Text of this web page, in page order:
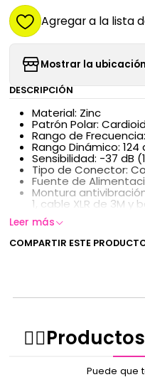
Agregar a la lista
Mostrar la
DESCRIPCIÓN
Material: Zinc
Patrón Polar:
Rango de
Rango Dinámico: 124
Sensibilidad: -37 dB
Tipo de Conector:
Fuente de
Montura
1, cable XLR de 3M y
Leer más
COMPARTIR ESTE
Puede que